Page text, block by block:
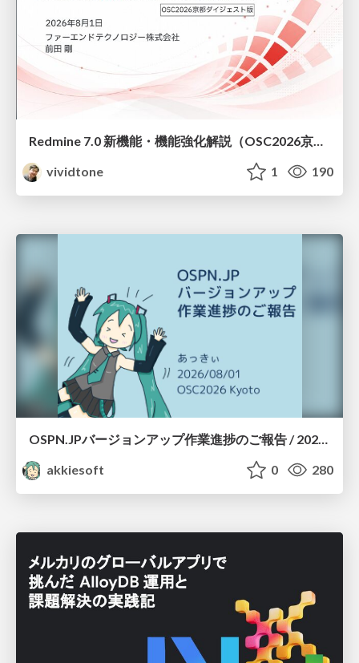
Redmine 7.0 新機能・機能強化解説（OSC2026京都ダイジェスト版）
vividtone
1 190
OSPN.JPバージョンアップ作業進捗のご報告 / 20260801-osc26kyoto
akkiesoft
0 280